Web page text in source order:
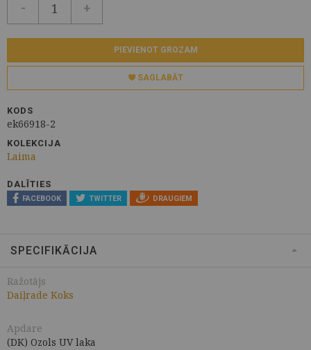
- +
PIEVIENOT GROZAM
SAGLABĀT
KODS
ek66918-2
KOLEKCIJA
Laima
DALĪTIES
FACEBOOK TWITTER DRAUGIEM
SPECIFIKĀCIJA
Ražotājs
Daiļrade Koks
Apdare
(DK) Ozols UV laka